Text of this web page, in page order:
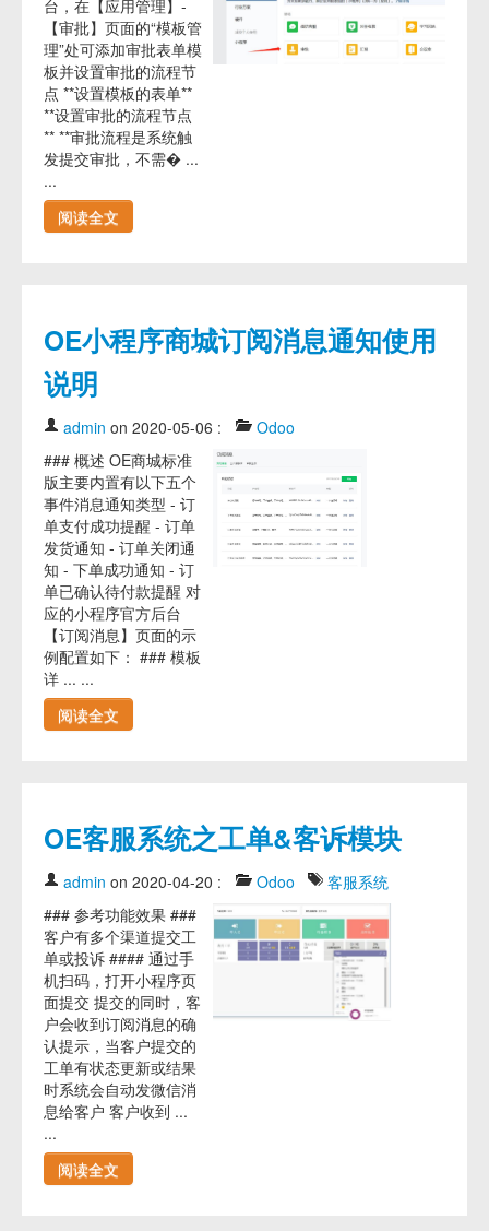
台，在【应用管理】-
【审批】页面的“模板管
理”处可添加审批表单模
板并设置审批的流程节
点 **设置模板的表单**
**设置审批的流程节点
** **审批流程是系统触
发提交审批，不需� ...
...
阅读全文
OE小程序商城订阅消息通知使用
说明
admin on 2020-05-06 :
Odoo
### 概述 OE商城标准
版主要内置有以下五个
事件消息通知类型 - 订
单支付成功提醒 - 订单
发货通知 - 订单关闭通
知 - 下单成功通知 - 订
单已确认待付款提醒 对
应的小程序官方后台
【订阅消息】页面的示
例配置如下： ### 模板
详 ... ...
阅读全文
OE客服系统之工单&客诉模块
admin on 2020-04-20 : Odoo
客服系统
### 参考功能效果 ###
客户有多个渠道提交工
单或投诉 #### 通过手
机扫码，打开小程序页
面提交 提交的同时，客
户会收到订阅消息的确
认提示，当客户提交的
工单有状态更新或结果
时系统会自动发微信消
息给客户 客户收到 ...
...
阅读全文